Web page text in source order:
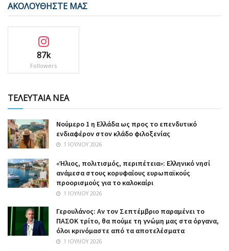
ΑΚΟΛΟΥΘΗΣΤΕ ΜΑΣ
87k
Followers
ΤΕΛΕΥΤΑΙΑ ΝΕΑ
Nούμερο 1 η Ελλάδα ως προς το επενδυτικό
ενδιαφέρον στον κλάδο φιλοξενίας
1 ΙΟΥΛΊΟΥ 2026
«Ήλιος, πολιτισμός, περιπέτεια»: Ελληνικό νησί
ανάμεσα στους κορυφαίους ευρωπαϊκούς
προορισμούς για το καλοκαίρι
1 ΙΟΥΛΊΟΥ 2026
Γερουλάνος: Αν τον Σεπτέμβριο παραμένει το
ΠΑΣΟΚ τρίτο, θα πούμε τη γνώμη μας στα όργανα,
όλοι κρινόμαστε από τα αποτελέσματα
1 ΙΟΥΛΊΟΥ 2026